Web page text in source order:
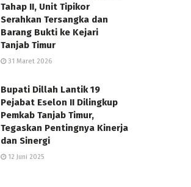
Tahap II, Unit Tipikor
Serahkan Tersangka dan
Barang Bukti ke Kejari
Tanjab Timur
31 Maret 2026
Bupati Dillah Lantik 19
Pejabat Eselon II Dilingkup
Pemkab Tanjab Timur,
Tegaskan Pentingnya Kinerja
dan Sinergi
12 Juni 2025